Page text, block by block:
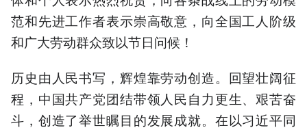
范和先进工作者表示崇高敬意，向全国工人阶级
和广大劳动群众致以节日问候！
历史由人民书写，辉煌靠劳动创造。回望壮阔征
程，中国共产党团结带领人民自力更生、艰苦奋
斗，创造了举世瞩目的发展成就。在以习近平同